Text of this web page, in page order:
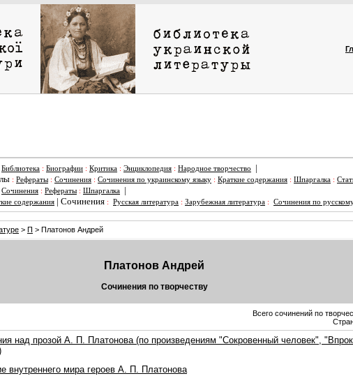
Библиотека : Биографии : Критика : Энциклопедия : Народное творчество
|
: Рефераты : Сочинения : Сочинения по украинскому языку : Краткие содержания : Шпаргалка :
Сочинения : Рефераты : Шпаргалка
|
содержания | Сочинения : Русская литература : Зарубежная литература : Сочинения по
> П > Платонов Андрей
Платонов Андрей
Сочинения по творчеству
Всего сочинений по
над прозой А. П. Платонова (по произведениям "Сокровенный человек",
внутреннего мира героев А. П. Платонова